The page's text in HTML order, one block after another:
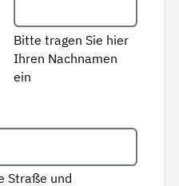
Bitte tragen Sie hier
Ihren Nachnamen
ein
Straße und